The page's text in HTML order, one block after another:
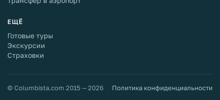
ЕЩЁ
Готовые туры
Экскурсии
Страховки
© Columbista.com 2015 — 2026 Политика конфиденциальности